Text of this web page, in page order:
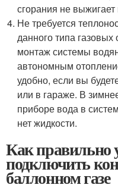
сгорания не
Не требуется
данного типа газовых
монтаж системы
автономным
удобно, если вы
или в гараже. В
приборе вода в
нет жидкости.
Как правильно
подключить
баллонном газе